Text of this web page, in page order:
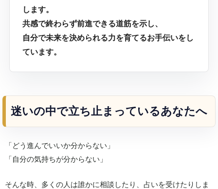
します。
共感で終わらず前進できる道筋を示し、
自分で未来を決められる力を育てるお手伝いをし
ています。
迷いの中で立ち止まっているあなたへ
「どう進んでいいか分からない」
「自分の気持ちが分からない」
そんな時、多くの人は誰かに相談したり、占いを受けたりしま